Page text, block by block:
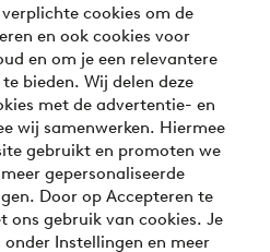
cookies om de
en ook cookies voor
en om je een relevantere
bieden. Wij delen deze
met de advertentie- en
wij samenwerken. Hiermee
gebruikt en promoten we
gepersonaliseerde
Door op Accepteren te
ons gebruik van cookies. Je
onder Instellingen en meer
betalen of opsplitsen
over onze betaalopties?